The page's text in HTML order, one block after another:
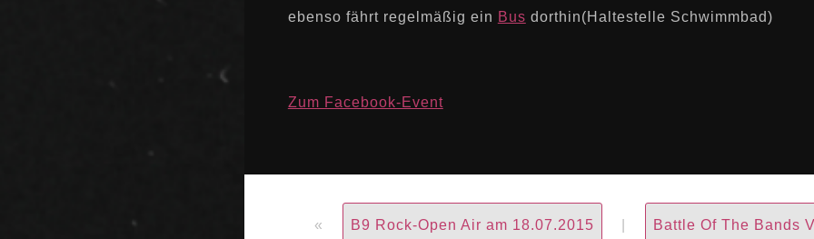
ebenso fährt regelmäßig ein Bus dorthin(Haltestelle Schwimmbad)
Zum Facebook-Event
« B9 Rock-Open Air am 18.07.2015 Battle Of The Bands